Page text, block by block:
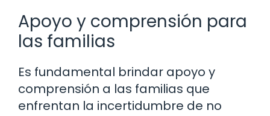
Apoyo y comprensión para
las familias
Es fundamental brindar apoyo y
comprensión a las familias que
enfrentan la incertidumbre de no